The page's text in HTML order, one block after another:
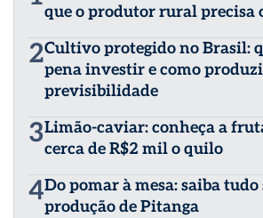
que o produtor rural precisa
2Cultivo protegido no Brasil:
pena investir e como
previsibilidade
3Limão-caviar: conheça a
cerca de R$2 mil o quilo
4Do pomar à mesa: saiba tudo
produção de Pitanga